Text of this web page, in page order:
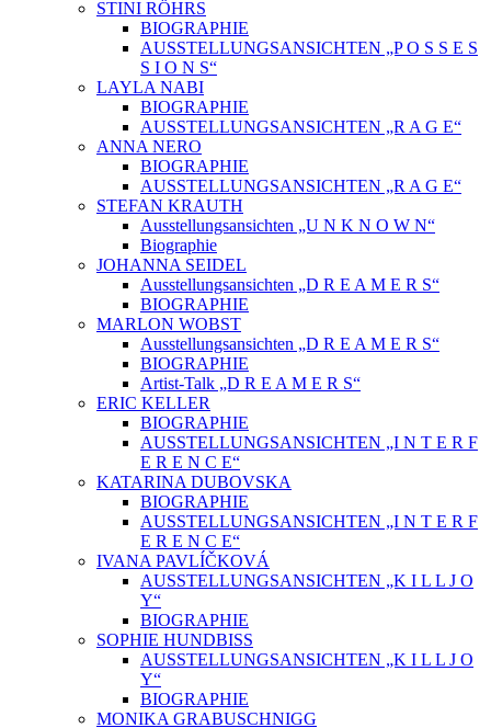
STINI RÖHRS
BIOGRAPHIE
AUSSTELLUNGSANSICHTEN „P O S S E S
S I O N S“
LAYLA NABI
BIOGRAPHIE
AUSSTELLUNGSANSICHTEN „R A G E“
ANNA NERO
BIOGRAPHIE
AUSSTELLUNGSANSICHTEN „R A G E“
STEFAN KRAUTH
Ausstellungsansichten „U N K N O W N“
Biographie
JOHANNA SEIDEL
Ausstellungsansichten „D R E A M E R S“
BIOGRAPHIE
MARLON WOBST
Ausstellungsansichten „D R E A M E R S“
BIOGRAPHIE
Artist-Talk „D R E A M E R S“
ERIC KELLER
BIOGRAPHIE
AUSSTELLUNGSANSICHTEN „I N T E R F
E R E N C E“
KATARINA DUBOVSKA
BIOGRAPHIE
AUSSTELLUNGSANSICHTEN „I N T E R F
E R E N C E“
IVANA PAVLÍČKOVÁ
AUSSTELLUNGSANSICHTEN „K I L L J O
Y“
BIOGRAPHIE
SOPHIE HUNDBISS
AUSSTELLUNGSANSICHTEN „K I L L J O
Y“
BIOGRAPHIE
MONIKA GRABUSCHNIGG